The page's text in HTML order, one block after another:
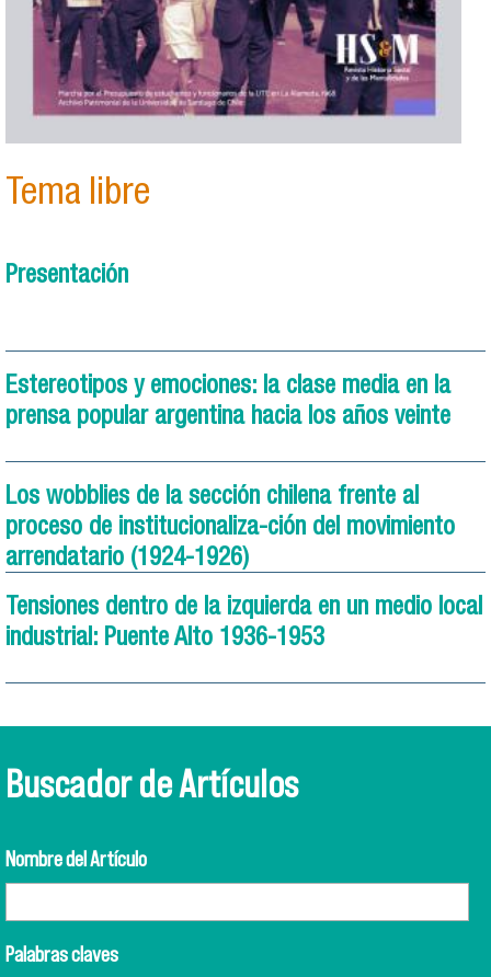
Tema libre
Presentación
Estereotipos y emociones: la clase media en la
prensa popular argentina hacia los años veinte
Los wobblies de la sección chilena frente al
proceso de institucionaliza-ción del movimiento
arrendatario (1924-1926)
Tensiones dentro de la izquierda en un medio local
industrial: Puente Alto 1936-1953
Buscador de Artículos
Nombre del Artículo
Palabras claves